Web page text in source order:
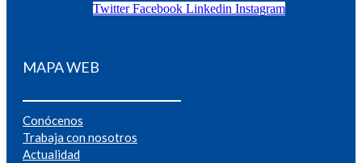
Twitter Facebook Linkedin Instagram
MAPA WEB
Conócenos
Trabaja con nosotros
Actualidad